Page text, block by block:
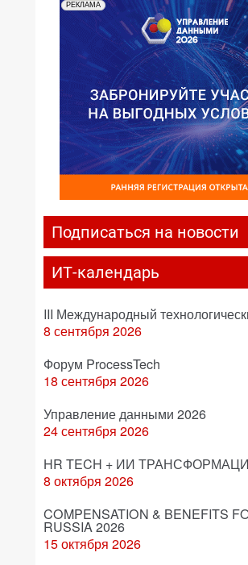
РЕКЛАМА
Подписаться на новости
ИТ-календарь
III Международный
8 сентября 2026
Форум ProcessTech
18 сентября 2026
Управление данными 2026
24 сентября 2026
HR TECH + ИИ
8 октября 2026
COMPENSATION & BENEFITS
RUSSIA 2026
15 октября 2026